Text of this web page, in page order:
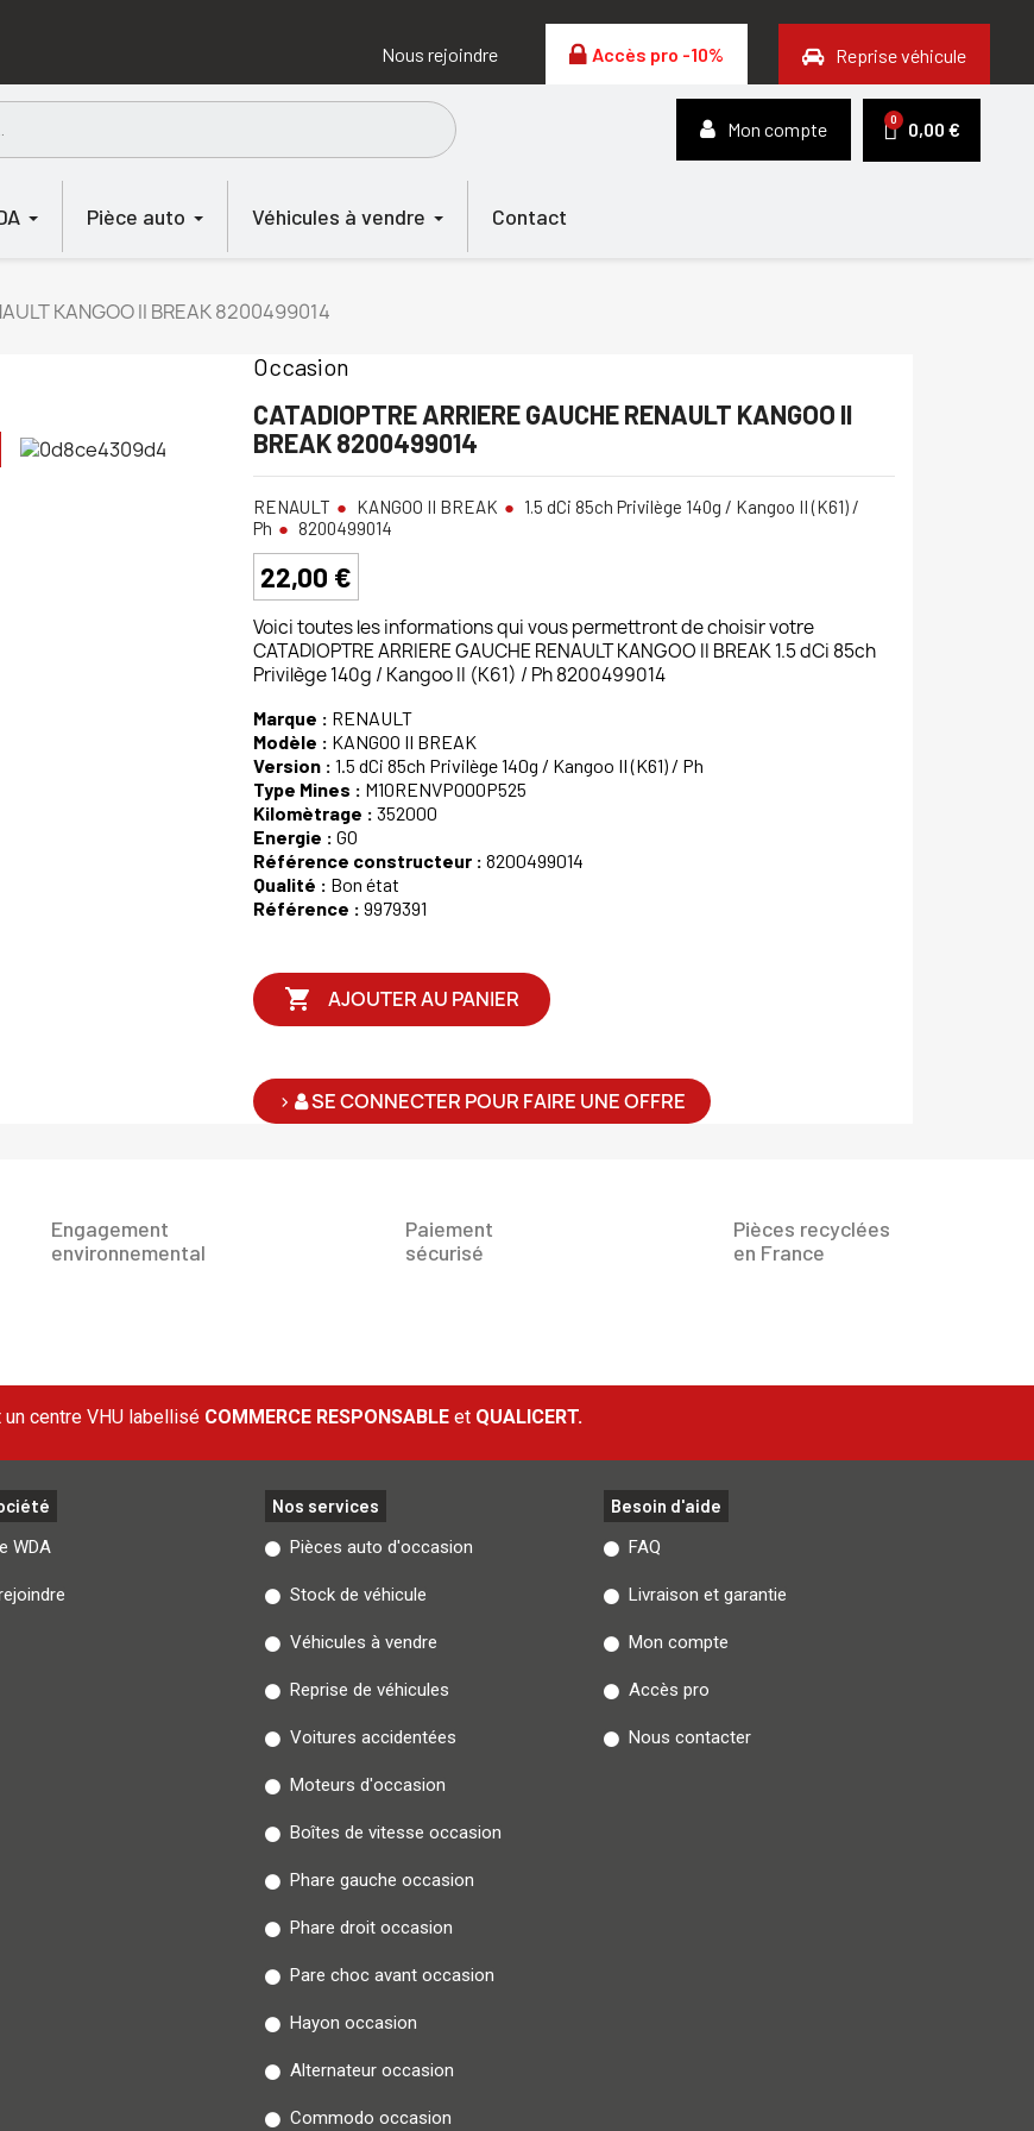
Nous rejoindre Accès pro -10% Reprise véhicule
Mon compte 0,00 €
Pièce auto Véhicules à vendre Contact
KANGOO II BREAK 8200499014
Occasion
CATADIOPTRE ARRIERE GAUCHE RENAULT KANGOO II
BREAK 8200499014
RENAULT KANGOO II BREAK
1.5 dCi 85ch Privilège 140g / Kangoo II (K61) /
Ph
8200499014
22,00 €
Voici toutes les informations qui vous permettront de choisir votre
CATADIOPTRE ARRIERE GAUCHE RENAULT KANGOO II BREAK 1.5 dCi 85ch
Privilège 140g / Kangoo II (K61) / Ph 8200499014
Marque : RENAULT
Modèle : KANGOO II BREAK
Version : 1.5 dCi 85ch Privilège 140g / Kangoo II (K61) / Ph
Type Mines : M10RENVP000P525
Kilomètrage : 352000
Energie : GO
Référence constructeur : 8200499014
Qualité : Bon état
Référence : 9979391
 AJOUTER AU PANIER
> SE CONNECTER POUR FAIRE UNE OFFRE
Engagement
environnemental
Paiement
sécurisé
Pièces recyclées
en France
centre VHU labellisé COMMERCE RESPONSABLE et QUALICERT.
WDA
Nos services
Pièces auto d'occasion
Stock de véhicule
Véhicules à vendre
Reprise de véhicules
Voitures accidentées
Moteurs d'occasion
Boîtes de vitesse occasion
Phare gauche occasion
Phare droit occasion
Pare choc avant occasion
Hayon occasion
Alternateur occasion
Commodo occasion
Besoin d'aide
FAQ
Livraison et garantie
Mon compte
Accès pro
Nous contacter